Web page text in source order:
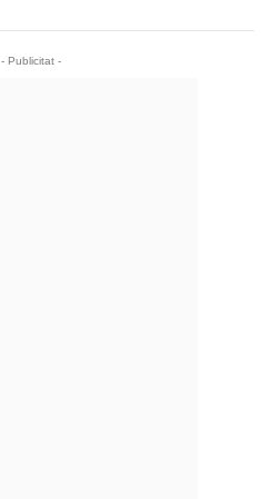
- Publicitat -